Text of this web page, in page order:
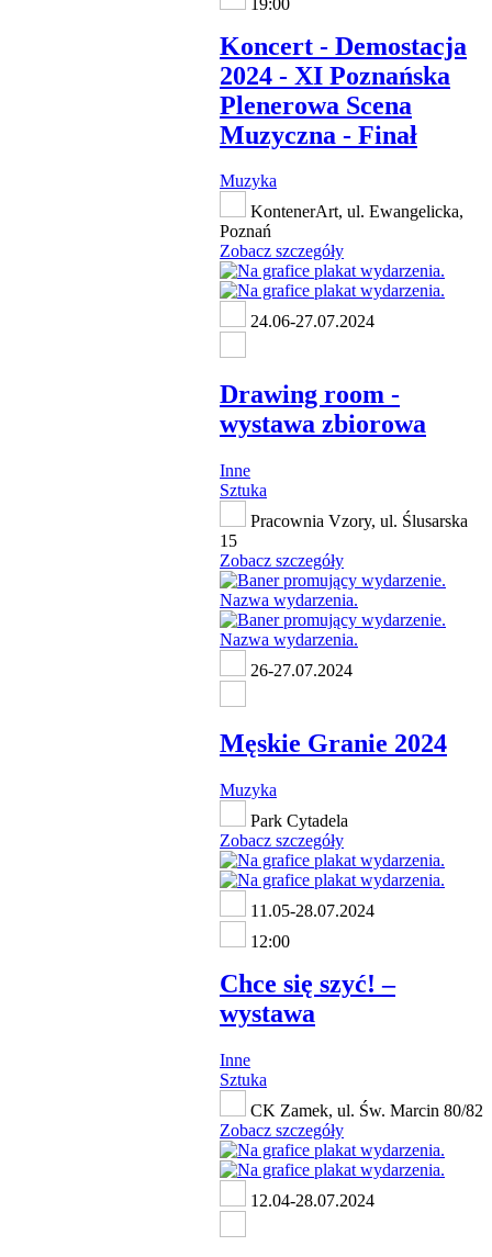
Koncert - Demostacja
2024 - XI Poznańska
Plenerowa Scena
Muzyczna - Finał
Muzyka
KontenerArt, ul. Ewangelicka,
Poznań
Zobacz szczegóły
24.06-27.07.2024
Drawing room -
wystawa zbiorowa
Inne
Sztuka
Pracownia Vzory, ul. Ślusarska
15
Zobacz szczegóły
26-27.07.2024
Męskie Granie 2024
Muzyka
Park Cytadela
Zobacz szczegóły
11.05-28.07.2024
12:00
Chce się szyć! ‒
wystawa
Inne
Sztuka
CK Zamek, ul. Św. Marcin 80/82
Zobacz szczegóły
12.04-28.07.2024